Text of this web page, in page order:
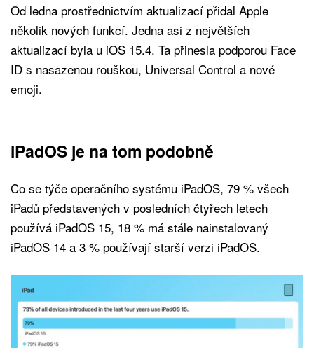
Od ledna prostřednictvím aktualizací přidal Apple
několik nových funkcí. Jedna asi z největších
aktualizací byla u iOS 15.4. Ta přinesla podporou Face
ID s nasazenou rouškou, Universal Control a nové
emoji.
iPadOS je na tom podobně
Co se týče operačního systému iPadOS, 79 % všech
iPadů představených v posledních čtyřech letech
používá iPadOS 15, 18 % má stále nainstalovaný
iPadOS 14 a 3 % používají starší verzi iPadOS.